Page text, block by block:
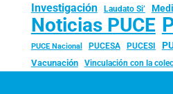
Investigación Laudato Si’
Noticias PUCE
PUCE Nacional PUCESA PUCESI
Vacunación
Vinculación con la